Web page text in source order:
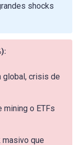
shocks
global, crisis de
mining o ETFs
masivo que